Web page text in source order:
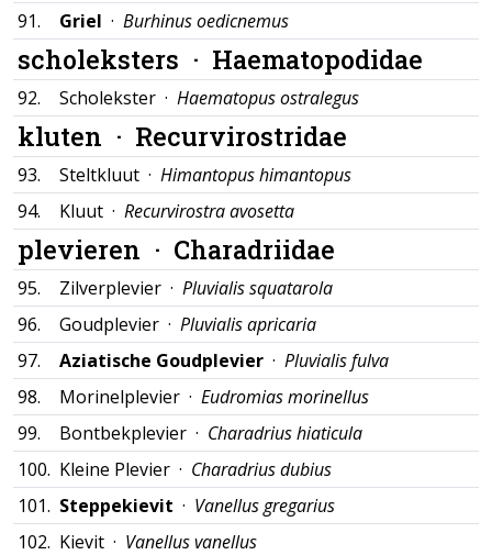
91. Griel · Burhinus oedicnemus
scholeksters · Haematopodidae
92. Scholekster · Haematopus ostralegus
kluten · Recurvirostridae
93. Steltkluut · Himantopus himantopus
94.
Kluut · Recurvirostra avosetta
plevieren · Charadriidae
95. Zilverplevier · Pluvialis squatarola
96.
Goudplevier · Pluvialis apricaria
97.
Aziatische Goudplevier · Pluvialis fulva
98.
Morinelplevier · Eudromias morinellus
99.
Bontbekplevier · Charadrius hiaticula
100. Kleine Plevier · Charadrius dubius
101. Steppekievit · Vanellus gregarius
102. Kievit · Vanellus vanellus